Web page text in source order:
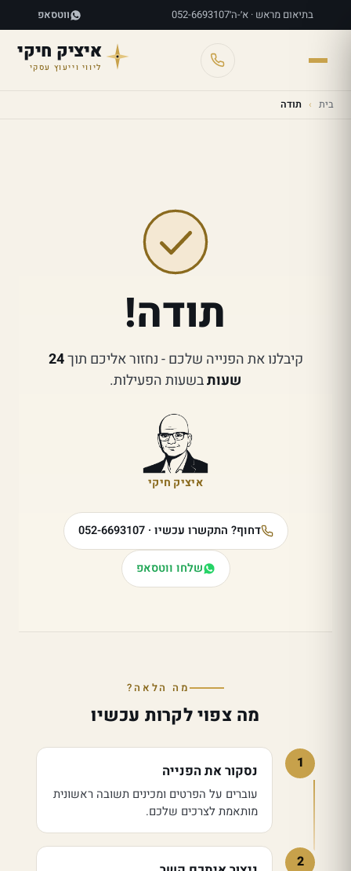
בתיאום מראש · א׳-ה׳052-6693107 ווטסאפ
איציק חיקי
ליווי וייעוץ עסקי
בית › תודה
תודה!
קיבלנו את הפנייה שלכם - נחזור אליכם תוך24
שעותבשעות הפעילות.
איציק חיקי
דחוף? התקשרו עכשיו · 052-6693107
שלחו ווטסאפ
מה הלאה?
מה צפוי לקרות עכשיו
1 נסקור את הפנייה
עוברים על הפרטים ומכינים תשובה ראשונית
מותאמת לצרכים שלכם.
2